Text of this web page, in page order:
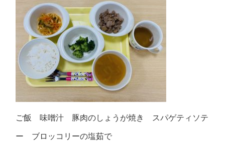
ご飯 味噌汁 豚肉のしょうが焼き スパゲティソテ
ー ブロッコリーの塩茹で